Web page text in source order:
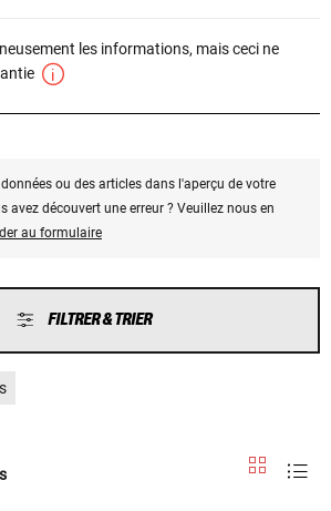
les informations, mais ceci ne
ou des articles dans l'aperçu de votre
avez découvert une erreur ? Veuillez nous en
au formulaire
FILTRER & TRIER